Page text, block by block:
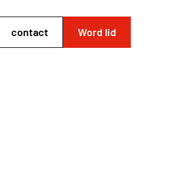
contact Word lid